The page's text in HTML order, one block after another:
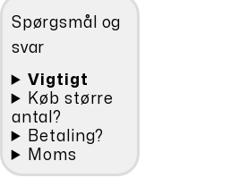
mm.
antal
Spørgsmål og
svar
Vigtigt
Køb større
antal?
Betaling?
Moms